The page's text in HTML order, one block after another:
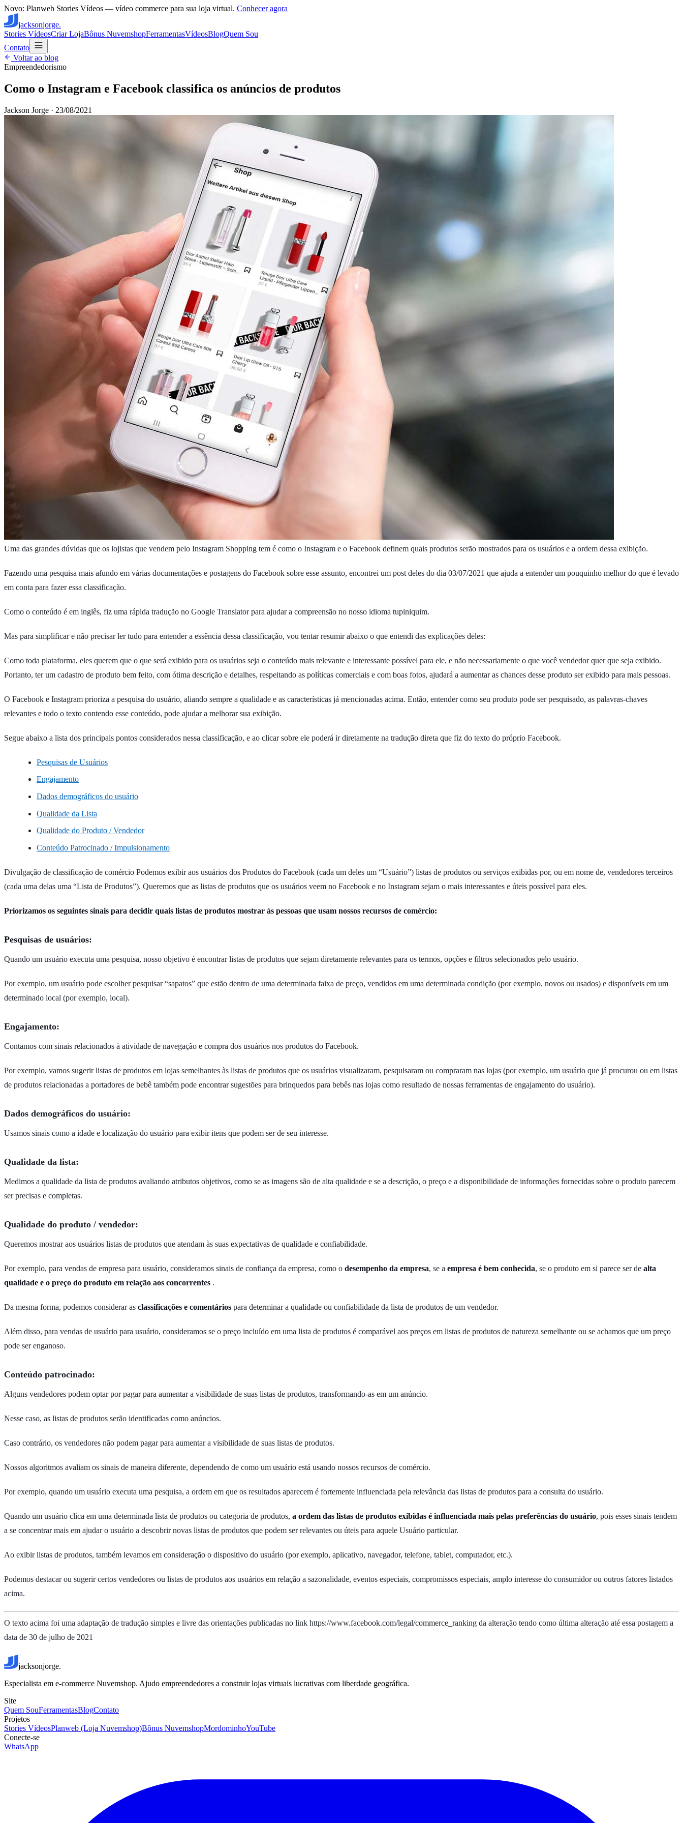
Novo: Planweb Stories Vídeos — vídeo commerce para sua loja virtual. Conhecer agora
jacksonjorge.
Stories VídeosCriar LojaBônus NuvemshopFerramentasVídeosBlogQuem Sou
Contato
Voltar ao blog
Empreendedorismo
Como o Instagram e Facebook classifica os anúncios de produtos
Jackson Jorge · 23/08/2021
Uma das grandes dúvidas que os lojistas que vendem pelo Instagram Shopping tem é como o Instagram e o Facebook definem quais produtos serão mostrados para os usuários e a ordem dessa exibição.
Fazendo uma pesquisa mais afundo em várias documentações e postagens do Facebook sobre esse assunto, encontrei um post deles do dia 03/07/2021 que ajuda a entender um pouquinho melhor do que é levado
em conta para fazer essa classificação.
Como o conteúdo é em inglês, fiz uma rápida tradução no Google Translator para ajudar a compreensão no nosso idioma tupiniquim.
Mas para simplificar e não precisar ler tudo para entender a essência dessa classificação, vou tentar resumir abaixo o que entendi das explicações deles:
Como toda plataforma, eles querem que o que será exibido para os usuários seja o conteúdo mais relevante e interessante possível para ele, e não necessariamente o que você vendedor quer que seja exibido.
Portanto, ter um cadastro de produto bem feito, com ótima descrição e detalhes, respeitando as políticas comerciais e com boas fotos, ajudará a aumentar as chances desse produto ser exibido para mais pessoas.
O Facebook e Instagram prioriza a pesquisa do usuário, aliando sempre a qualidade e as características já mencionadas acima. Então, entender como seu produto pode ser pesquisado, as palavras-chaves
relevantes e todo o texto contendo esse conteúdo, pode ajudar a melhorar sua exibição.
Segue abaixo a lista dos principais pontos considerados nessa classificação, e ao clicar sobre ele poderá ir diretamente na tradução direta que fiz do texto do próprio Facebook.
Pesquisas de Usuários
Engajamento
Dados demográficos do usuário
Qualidade da Lista
Qualidade do Produto / Vendedor
Conteúdo Patrocinado / Impulsionamento
Divulgação de classificação de comércio Podemos exibir aos usuários dos Produtos do Facebook (cada um deles um “Usuário”) listas de produtos ou serviços exibidas por, ou em nome de, vendedores terceiros
(cada uma delas uma “Lista de Produtos”). Queremos que as listas de produtos que os usuários veem no Facebook e no Instagram sejam o mais interessantes e úteis possível para eles.
Priorizamos os seguintes sinais para decidir quais listas de produtos mostrar às pessoas que usam nossos recursos de comércio:
Pesquisas de usuários:
Quando um usuário executa uma pesquisa, nosso objetivo é encontrar listas de produtos que sejam diretamente relevantes para os termos, opções e filtros selecionados pelo usuário.
Por exemplo, um usuário pode escolher pesquisar “sapatos” que estão dentro de uma determinada faixa de preço, vendidos em uma determinada condição (por exemplo, novos ou usados) e disponíveis em um
determinado local (por exemplo, local).
Engajamento:
Contamos com sinais relacionados à atividade de navegação e compra dos usuários nos produtos do Facebook.
Por exemplo, vamos sugerir listas de produtos em lojas semelhantes às listas de produtos que os usuários visualizaram, pesquisaram ou compraram nas lojas (por exemplo, um usuário que já procurou ou em listas
de produtos relacionadas a portadores de bebê também pode encontrar sugestões para brinquedos para bebês nas lojas como resultado de nossas ferramentas de engajamento do usuário).
Dados demográficos do usuário:
Usamos sinais como a idade e localização do usuário para exibir itens que podem ser de seu interesse.
Qualidade da lista:
Medimos a qualidade da lista de produtos avaliando atributos objetivos, como se as imagens são de alta qualidade e se a descrição, o preço e a disponibilidade de informações fornecidas sobre o produto parecem
ser precisas e completas.
Qualidade do produto / vendedor:
Queremos mostrar aos usuários listas de produtos que atendam às suas expectativas de qualidade e confiabilidade.
Por exemplo, para vendas de empresa para usuário, consideramos sinais de confiança da empresa, como o desempenho da empresa, se a empresa é bem conhecida, se o produto em si parece ser de alta
qualidade e o preço do produto em relação aos concorrentes .
Da mesma forma, podemos considerar as classificações e comentários para determinar a qualidade ou confiabilidade da lista de produtos de um vendedor.
Além disso, para vendas de usuário para usuário, consideramos se o preço incluído em uma lista de produtos é comparável aos preços em listas de produtos de natureza semelhante ou se achamos que um preço
pode ser enganoso.
Conteúdo patrocinado:
Alguns vendedores podem optar por pagar para aumentar a visibilidade de suas listas de produtos, transformando-as em um anúncio.
Nesse caso, as listas de produtos serão identificadas como anúncios.
Caso contrário, os vendedores não podem pagar para aumentar a visibilidade de suas listas de produtos.
Nossos algoritmos avaliam os sinais de maneira diferente, dependendo de como um usuário está usando nossos recursos de comércio.
Por exemplo, quando um usuário executa uma pesquisa, a ordem em que os resultados aparecem é fortemente influenciada pela relevância das listas de produtos para a consulta do usuário.
Quando um usuário clica em uma determinada lista de produtos ou categoria de produtos, a ordem das listas de produtos exibidas é influenciada mais pelas preferências do usuário, pois esses sinais tendem
a se concentrar mais em ajudar o usuário a descobrir novas listas de produtos que podem ser relevantes ou úteis para aquele Usuário particular.
Ao exibir listas de produtos, também levamos em consideração o dispositivo do usuário (por exemplo, aplicativo, navegador, telefone, tablet, computador, etc.).
Podemos destacar ou sugerir certos vendedores ou listas de produtos aos usuários em relação a sazonalidade, eventos especiais, compromissos especiais, amplo interesse do consumidor ou outros fatores listados
acima.
O texto acima foi uma adaptação de tradução simples e livre das orientações publicadas no link https://www.facebook.com/legal/commerce_ranking da alteração tendo como última alteração até essa postagem a
data de 30 de julho de 2021
jacksonjorge.
Especialista em e-commerce Nuvemshop. Ajudo empreendedores a construir lojas virtuais lucrativas com liberdade geográfica.
Site
Quem SouFerramentasBlogContato
Projetos
Stories VídeosPlanweb (Loja Nuvemshop)Bônus NuvemshopMordominhoYouTube
Conecte-se
WhatsApp